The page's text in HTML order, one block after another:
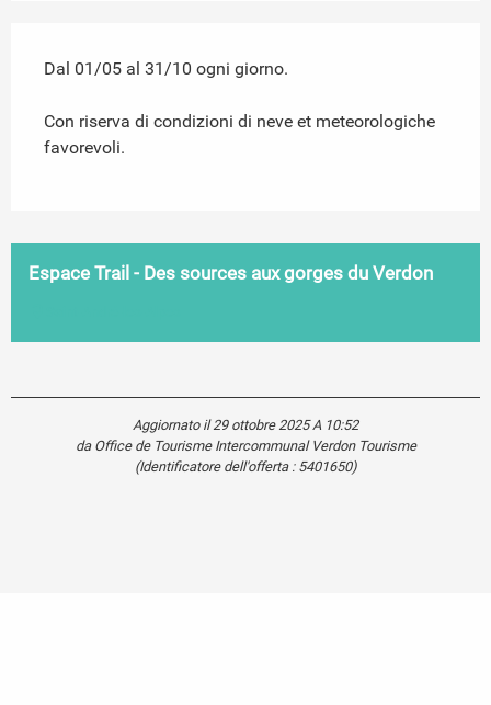
Dal 01/05 al 31/10 ogni giorno.
Con riserva di condizioni di neve et meteorologiche
favorevoli.
Espace Trail - Des sources aux gorges du Verdon
Aggiornato il 29 ottobre 2025 A 10:52
da Office de Tourisme Intercommunal Verdon Tourisme
(Identificatore dell'offerta : 5401650)